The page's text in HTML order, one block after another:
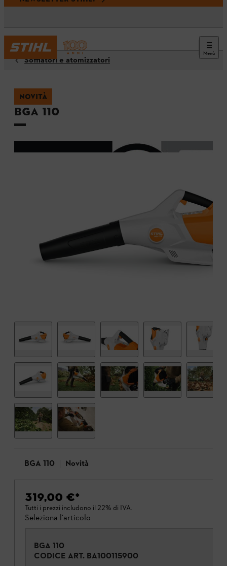
Menù
Soffiatori e atomizzatori
NOVITÀ
BGA 110
BGA 110 Novità
319,00 €*
Tutti i prezzi includono il 22% di IVA.
Seleziona l'articolo
BGA 110
CODICE ART. BA100115900